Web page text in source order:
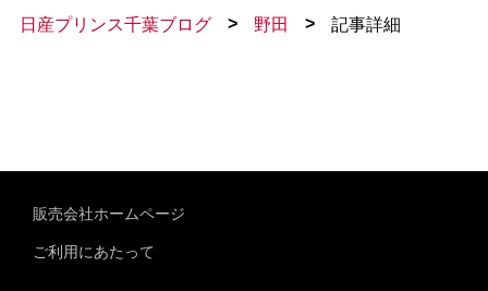
日産プリンス千葉ブログ > 野田 > 記事詳細
販売会社ホームページ
ご利用にあたって